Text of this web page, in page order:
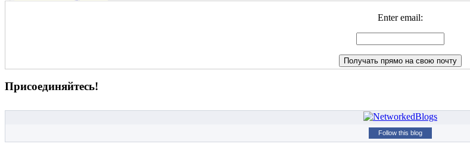
Enter email:
Присоединяйтесь!
Follow this blog